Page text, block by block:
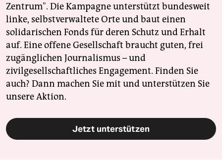
Zentrum". Die Kampagne unterstützt bundesweit
linke, selbstverwaltete Orte und baut einen
solidarischen Fonds für deren Schutz und Erhalt
auf. Eine offene Gesellschaft braucht guten, frei
zugänglichen Journalismus – und
zivilgesellschaftliches Engagement. Finden Sie
auch? Dann machen Sie mit und unterstützen Sie
unsere Aktion.
Jetzt unterstützen